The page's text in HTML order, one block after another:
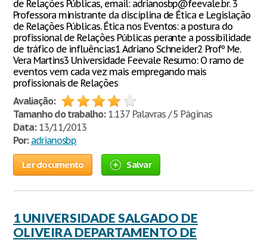
de Relações Públicas, email: adrianosbp@feevale.br. 3
Professora ministrante da discíplina de Ética e Legislação
de Relações Públicas. Ética nos Eventos: a postura do
profissional de Relações Públicas perante a possibilidade
de tráfico de influências1 Adriano Schneider2 Profº Me.
Vera Martins3 Universidade Feevale Resumo: O ramo de
eventos vem cada vez mais empregando mais
profissionais de Relações
Avaliação:
Tamanho do trabalho:1.137 Palavras / 5 Páginas
Data:13/11/2013
Por: adrianosbp
Ler documento Salvar
1 UNIVERSIDADE SALGADO DE
OLIVEIRA DEPARTAMENTO DE